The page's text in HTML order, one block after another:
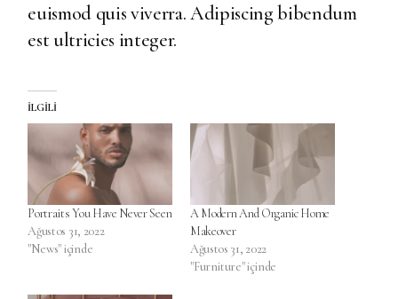
euismod quis viverra. Adipiscing bibendum
est ultricies integer.
İLGILI
Portraits You Have Never Seen
Ağustos 31, 2022
"News" içinde
A Modern And Organic Home
Makeover
Ağustos 31, 2022
"Furniture" içinde